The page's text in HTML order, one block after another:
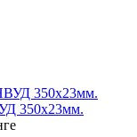
350x23мм.